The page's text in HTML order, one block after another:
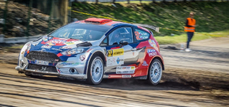
EKO
SPY
HISTORIE
ZAJÍMAVOSTI
TECHNIKA
EKONOMIKA
ČESKÝ TRH